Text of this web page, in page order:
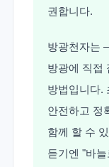
권합니다.
방광천자는
방광에 직접
방법입니다.
안전하고 정
함께 할 수
듣기엔 "바